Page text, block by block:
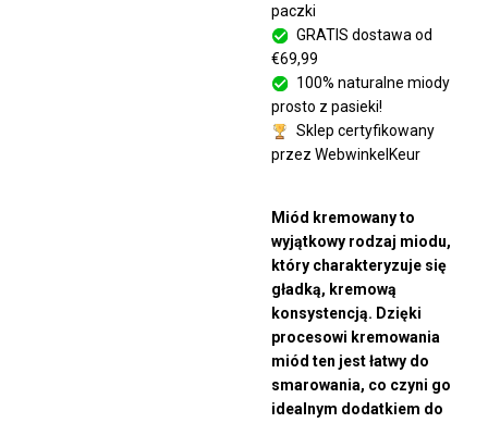
paczki
GRATIS dostawa od
€69,99
100% naturalne miody
prosto z pasieki!
Sklep certyfikowany
przez WebwinkelKeur
Miód kremowany to
wyjątkowy rodzaj miodu,
który charakteryzuje się
gładką, kremową
konsystencją. Dzięki
procesowi kremowania
miód ten jest łatwy do
smarowania, co czyni go
idealnym dodatkiem do